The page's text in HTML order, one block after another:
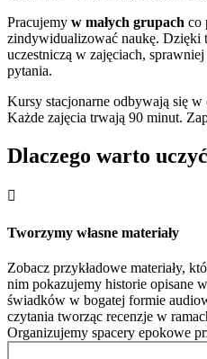
Pracujemy w małych grupach co
zindywidualizować naukę. Dzięki
uczestniczą w zajęciach,
pytania.
Kursy stacjonarne odbywają się w
Każde zajęcia trwają 90 minut.
Dlaczego warto

Tworzymy własne materiały
Zobacz przykładowe materiały,
nim pokazujemy historie opisane
świadków w bogatej formie
czytania tworząc recenzje w
Organizujemy spacery epokowe